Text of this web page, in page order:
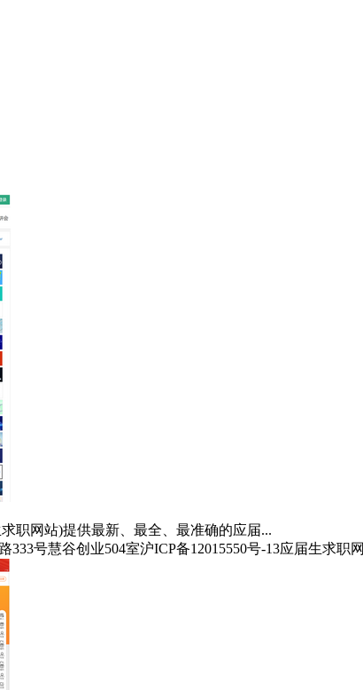
职网站)提供最新、最全、最准确的应届...
333号慧谷创业504室沪ICP备12015550号-13应届生求职网